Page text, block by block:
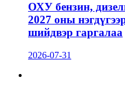
ОХУ бензин,
2027 оны
шийдвэр гаргалаа
2026-07-31